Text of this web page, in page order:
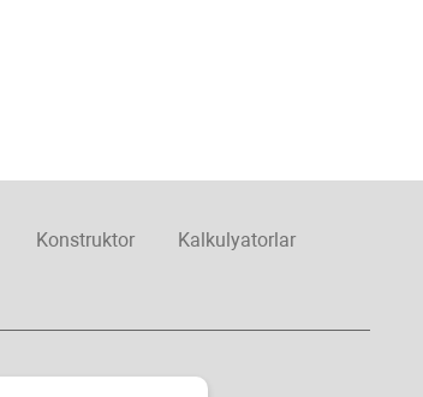
Konstruktor Kalkulyatorlar